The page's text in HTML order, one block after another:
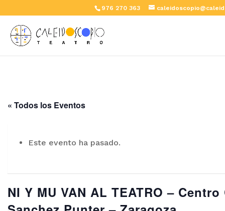
976 270 363
« Todos los Eventos
Este evento ha pasado.
NI Y MU VAN AL TEATRO –